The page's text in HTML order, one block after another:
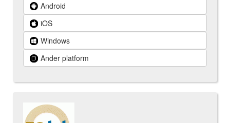
Android
iOS
Windows
Ander platform